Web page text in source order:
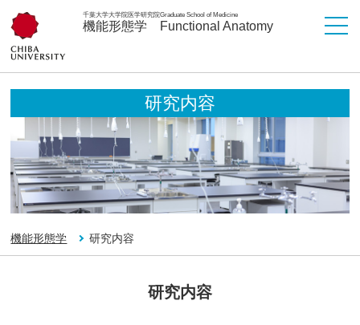
千葉大学大学院医学研究院
機能形態学
Graduate School of Medicine
Functional Anatomy
研究内容
機能形態学 研究内容
研究内容